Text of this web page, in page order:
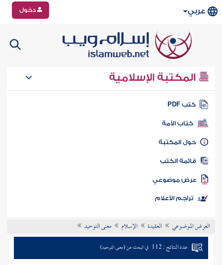
عربي دخول
المكتبة الإسلامية
كتب PDF
كتاب الأمة
المكتبة
الكتب
موضوعي
تراجم الأعلام
العرض الموضوعي العقيدة الإسلام معنى التوحيد
عدد النتائج : 112 في البحث عن (معنى التوحيد)